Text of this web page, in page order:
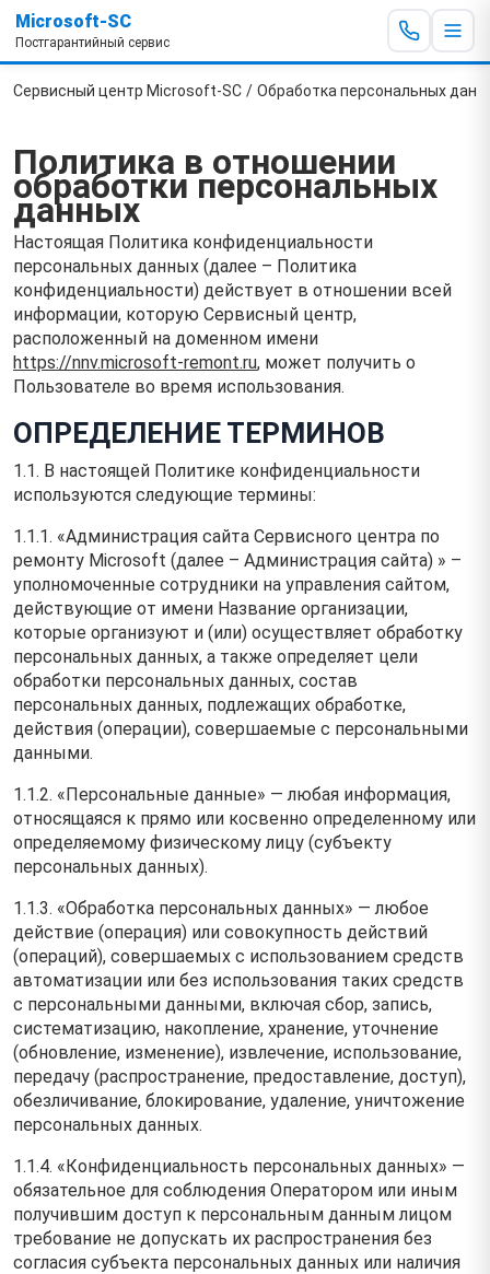
Microsoft-SC
Постгарантийный сервис
Сервисный центр Microsoft-SC / Обработка персональных
Политика в отношении
обработки персональных
данных
Настоящая Политика конфиденциальности
персональных данных (далее – Политика
конфиденциальности) действует в отношении всей
информации, которую Сервисный центр,
расположенный на доменном имени
https://nnv.microsoft-remont.ru, может получить о
Пользователе во время использования.
ОПРЕДЕЛЕНИЕ ТЕРМИНОВ
1.1. В настоящей Политике конфиденциальности
используются следующие термины:
1.1.1. «Администрация сайта Сервисного центра по
ремонту Microsoft (далее – Администрация сайта) » –
уполномоченные сотрудники на управления сайтом,
действующие от имени Название организации,
которые организуют и (или) осуществляет обработку
персональных данных, а также определяет цели
обработки персональных данных, состав
персональных данных, подлежащих обработке,
действия (операции), совершаемые с персональными
данными.
1.1.2. «Персональные данные» — любая информация,
относящаяся к прямо или косвенно определенному или
определяемому физическому лицу (субъекту
персональных данных).
1.1.3. «Обработка персональных данных» — любое
действие (операция) или совокупность действий
(операций), совершаемых с использованием средств
автоматизации или без использования таких средств
с персональными данными, включая сбор, запись,
систематизацию, накопление, хранение, уточнение
(обновление, изменение), извлечение, использование,
передачу (распространение, предоставление, доступ),
обезличивание, блокирование, удаление, уничтожение
персональных данных.
1.1.4. «Конфиденциальность персональных данных» —
обязательное для соблюдения Оператором или иным
получившим доступ к персональным данным лицом
требование не допускать их распространения без
согласия субъекта персональных данных или наличия